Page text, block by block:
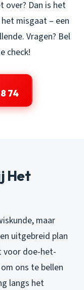
Dan is het
misgaat – een
Vragen? Bel
check!
74
Het
maar
uitgebreid plan
voor doe-het-
ons te bellen
langs het